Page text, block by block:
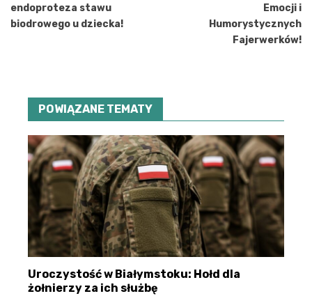
endoproteza stawu
biodrowego u dziecka!
Emocji i
Humorystycznych
Fajerwerków!
POWIĄZANE TEMATY
Uroczystość w Białymstoku: Hołd dla
żołnierzy za ich służbę